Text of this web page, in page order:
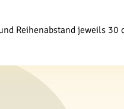
Reihenabstand jeweils 30